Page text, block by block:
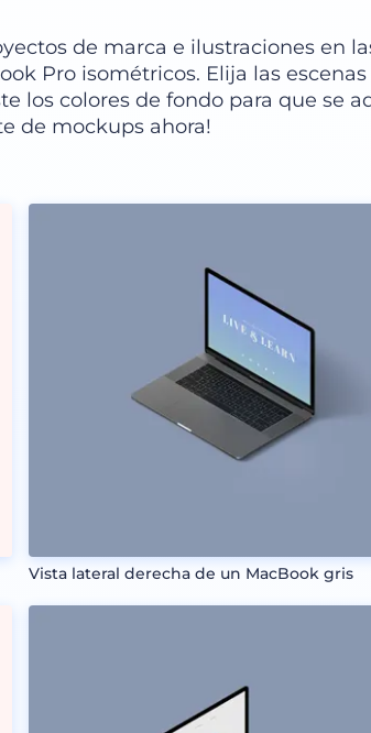
de marca e ilustraciones en
Pro isométricos. Elija las
los colores de fondo para que se
de mockups ahora!
Vista lateral derecha de un MacBook gris